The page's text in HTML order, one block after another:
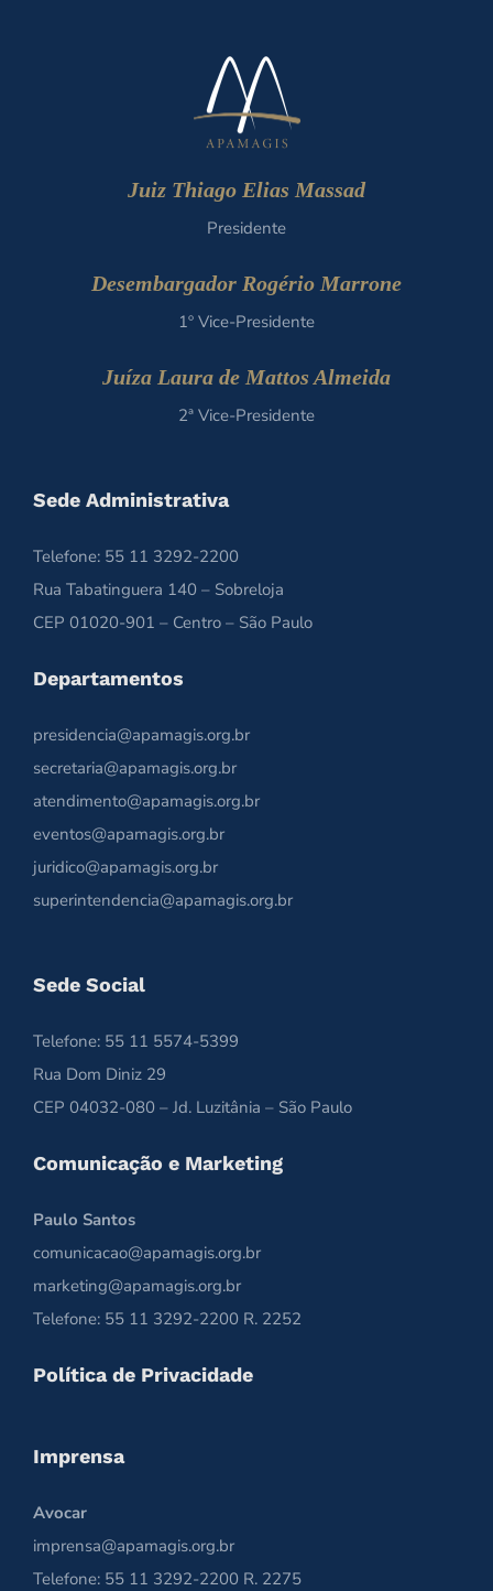
Juiz Thiago Elias Massad
Presidente
Desembargador Rogério Marrone
1º Vice-Presidente
Juíza Laura de Mattos Almeida
2ª Vice-Presidente
Sede Administrativa
Telefone: 55 11 3292-2200
Rua Tabatinguera 140 – Sobreloja
CEP 01020-901 – Centro – São Paulo
Departamentos
presidencia@apamagis.org.br
secretaria@apamagis.org.br
atendimento@apamagis.org.br
eventos@apamagis.org.br
juridico@apamagis.org.br
superintendencia@apamagis.org.br
Sede Social
Telefone: 55 11 5574-5399
Rua Dom Diniz 29
CEP 04032-080 – Jd. Luzitânia – São Paulo
Comunicação e Marketing
Paulo Santos
comunicacao@apamagis.org.br
marketing@apamagis.org.br
Telefone: 55 11 3292-2200 R. 2252
Política de Privacidade
Imprensa
Avocar
imprensa@apamagis.org.br
Telefone: 55 11 3292-2200 R. 2275